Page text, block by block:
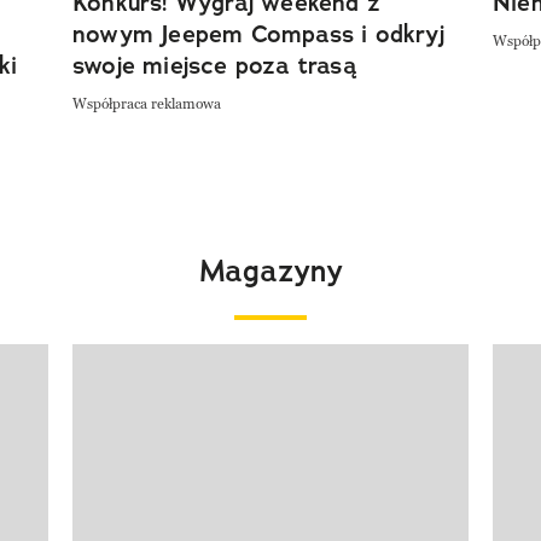
nowym Jeepem Compass i odkryj
swoje miejsce poza trasą
Współpraca reklamowa
Magazyny